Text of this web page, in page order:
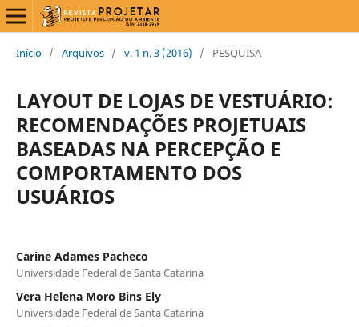
Início / Arquivos / v. 1 n. 3 (2016) / PESQUISA
LAYOUT DE LOJAS DE VESTUÁRIO:
RECOMENDAÇÕES PROJETUAIS
BASEADAS NA PERCEPÇÃO E
COMPORTAMENTO DOS
USUÁRIOS
Carine Adames Pacheco
Universidade Federal de Santa Catarina
Vera Helena Moro Bins Ely
Universidade Federal de Santa Catarina